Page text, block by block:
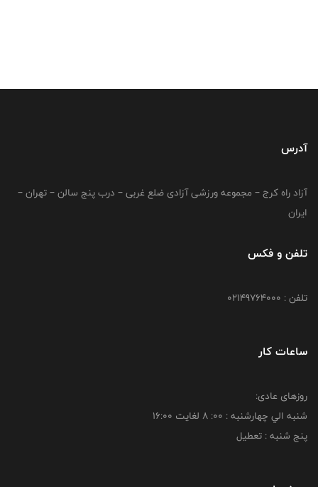
آدرس
آزاد راه کرج – مجموعه ورزشی آزادی ضلع غربی – درب پنج سالن – تهران –
ایران
تلفن و فکس
تلفن : 02149764000
ساعات کار
روزهای عادی:
شنبه الي چهارشنبه : 00: 8 لغايت 16:00
پنج شنبه : تعطیل